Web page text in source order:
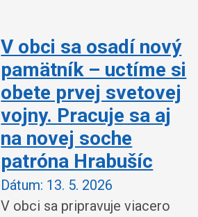
V obci sa osadí nový
pamätník – uctíme si
obete prvej svetovej
vojny. Pracuje sa aj
na novej soche
patróna Hrabušíc
Dátum: 13. 5. 2026
V obci sa pripravuje viacero